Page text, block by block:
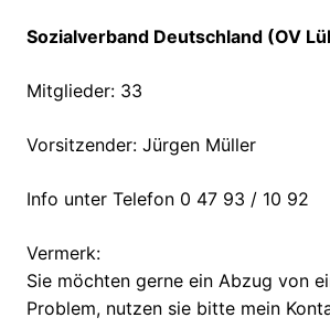
Sozialverband Deutschland (OV
Mitglieder: 33
Vorsitzender: Jürgen Müller
Info unter Telefon 0 47 93 / 10 92
Vermerk:
Sie möchten gerne ein Abzug von
Problem, nutzen sie bitte mein